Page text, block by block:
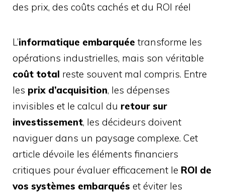
des prix, des coûts cachés et du ROI réel
L’informatique embarquée transforme les
opérations industrielles, mais son véritable
coût total reste souvent mal compris. Entre
les prix d’acquisition, les dépenses
invisibles et le calcul du retour sur
investissement, les décideurs doivent
naviguer dans un paysage complexe. Cet
article dévoile les éléments financiers
critiques pour évaluer efficacement le ROI de
vos systèmes embarqués et éviter les